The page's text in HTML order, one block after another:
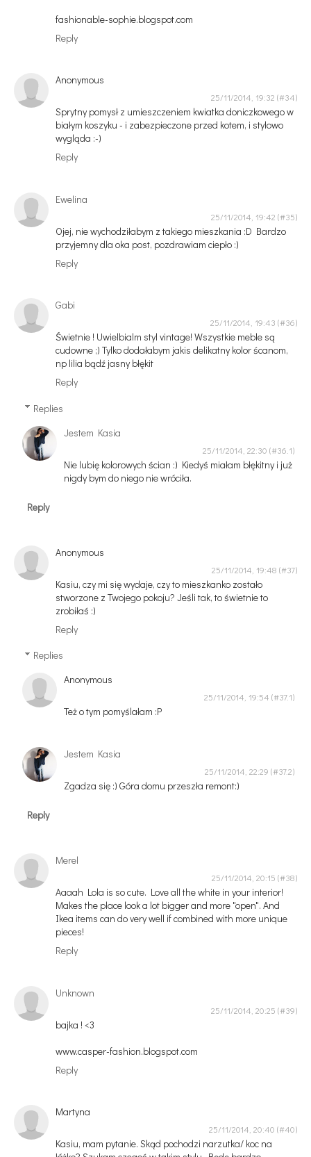
fashionable-sophie.blogspot.com
Reply
Anonymous
25/11/2014, 19:32
Sprytny pomysł z umieszczeniem kwiatka doniczkowego w
białym koszyku - i zabezpieczone przed kotem, i stylowo
wygląda :-)
Reply
Ewelina
25/11/2014, 19:42
Ojej, nie wychodziłabym z takiego mieszkania :D Bardzo
przyjemny dla oka post, pozdrawiam ciepło :)
Reply
Gabi
25/11/2014, 19:43
Świetnie ! Uwielbialm styl vintage! Wszystkie meble są
cudowne ;) Tylko dodałabym jakis delikatny kolor ścanom,
np lilia bądź jasny błękit
Reply
Replies
Jestem Kasia
25/11/2014, 22:30
Nie lubię kolorowych ścian :) Kiedyś miałam błękitny i już
nigdy bym do niego nie wróciła.
Reply
Anonymous
25/11/2014, 19:48
Kasiu, czy mi się wydaje, czy to mieszkanko zostało
stworzone z Twojego pokoju? Jeśli tak, to świetnie to
zrobiłaś :)
Reply
Replies
Anonymous
25/11/2014, 19:54
Też o tym pomyślałam :P
Jestem Kasia
25/11/2014, 22:29
Zgadza się :) Góra domu przeszła remont:)
Reply
Merel
25/11/2014, 20:15
Aaaah Lola is so cute. Love all the white in your interior!
Makes the place look a lot bigger and more "open". And
Ikea items can do very well if combined with more unique
pieces!
Reply
Unknown
25/11/2014, 20:25
bajka ! <3
www.casper-fashion.blogspot.com
Reply
Martyna
25/11/2014, 20:40
Kasiu, mam pytanie. Skąd pochodzi narzutka/ koc na